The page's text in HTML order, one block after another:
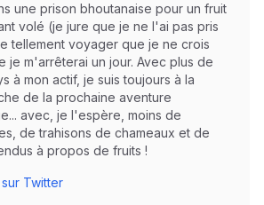
une prison bhoutanaise pour un fruit
volé (je jure que je ne l'ai pas pris
tellement voyager que je ne crois
je m'arrêterai un jour. Avec plus de
à mon actif, je suis toujours à la
de la prochaine aventure
avec, je l'espère, moins de
de trahisons de chameaux et de
à propos de fruits !
Twitter